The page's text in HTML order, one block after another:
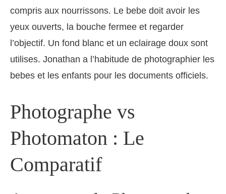
compris aux nourrissons. Le bebe doit avoir les
yeux ouverts, la bouche fermee et regarder
l’objectif. Un fond blanc et un eclairage doux sont
utilises. Jonathan a l’habitude de photographier les
bebes et les enfants pour les documents officiels.
Photographe vs
Photomaton : Le
Comparatif